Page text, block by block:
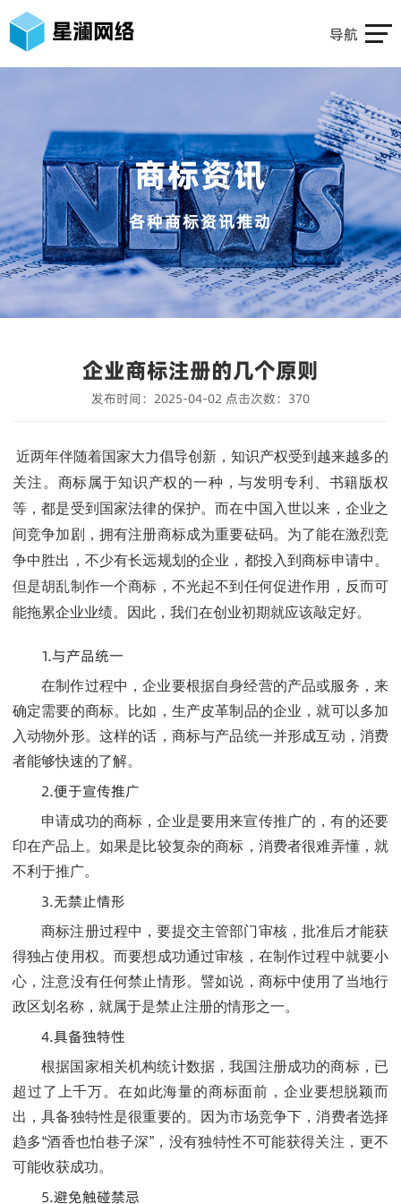
导航
商标资讯
各种商标资讯推动
企业商标注册的几个原则
发布时间：2025-04-02 点击次数：370
近两年伴随着国家大力倡导创新，知识产权受到越来越多的
关注。商标属于知识产权的一种，与发明专利、书籍版权
等，都是受到国家法律的保护。而在中国入世以来，企业之
间竞争加剧，拥有注册商标成为重要砝码。为了能在激烈竞
争中胜出，不少有长远规划的企业，都投入到商标申请中。
但是胡乱制作一个商标，不光起不到任何促进作用，反而可
能拖累企业业绩。因此，我们在创业初期就应该敲定好。
1.与产品统一
在制作过程中，企业要根据自身经营的产品或服务，来
确定需要的商标。比如，生产皮革制品的企业，就可以多加
入动物外形。这样的话，商标与产品统一并形成互动，消费
者能够快速的了解。
2.便于宣传推广
申请成功的商标，企业是要用来宣传推广的，有的还要
印在产品上。如果是比较复杂的商标，消费者很难弄懂，就
不利于推广。
3.无禁止情形
商标注册过程中，要提交主管部门审核，批准后才能获
得独占使用权。而要想成功通过审核，在制作过程中就要小
心，注意没有任何禁止情形。譬如说，商标中使用了当地行
政区划名称，就属于是禁止注册的情形之一。
4.具备独特性
根据国家相关机构统计数据，我国注册成功的商标，已
超过了上千万。在如此海量的商标面前，企业要想脱颖而
出，具备独特性是很重要的。因为市场竞争下，消费者选择
趋多“酒香也怕巷子深”，没有独特性不可能获得关注，更不
可能收获成功。
5.避免触碰禁忌